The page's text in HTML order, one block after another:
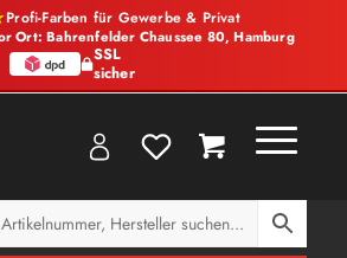
Profi-Farben für Gewerbe & Privat
Ort: Bahrenfelder Chaussee 80, Hamburg
SSL
sicher